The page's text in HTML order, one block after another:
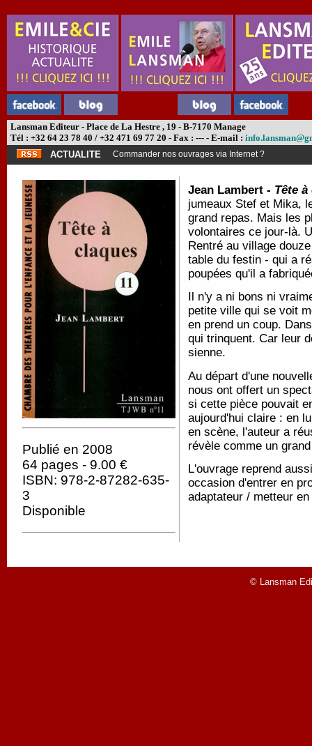
Lansman Editeur - Place de La Hestre , 19 - B-7170 Manage
Tél : +32 64 23 78 40 / +32 471 69 77 20 - Fax : --- - E-mail :
ACTUALITE
Commander nos ouvrages via Internet ?
Publié en 2008
64 pages - 9.00 €
ISBN: 978-2-87282-635-
3
Disponible
Jean Lambert - Tête à
jumeaux Stef et Mika,
grand repas. Mais les
volontaires ce jour-là.
Rentré au village
table du festin - qui a
poupées qu'il a
Il n'y a ni bons ni
petite ville qui se voit
en prend un coup.
qui trinquent. Car leur
sienne.
Au départ d'une
nous ont offert un
si cette pièce pouvait
aujourd'hui claire : en
en scène, l'auteur a
révèle comme un
L'ouvrage reprend
occasion d'entrer en
adaptateur / metteur
© Lansman